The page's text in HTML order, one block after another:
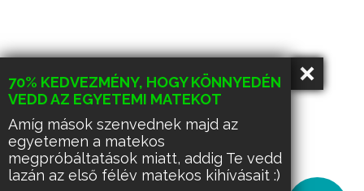
70% KEDVEZMÉNY, HOGY KÖNNYEDÉN
VEDD AZ EGYETEMI MATEKOT
Amíg mások szenvednek majd az
egyetemen a matekos
megpróbáltatások miatt, addig Te vedd
lazán az első félév matekos kihívásait :)